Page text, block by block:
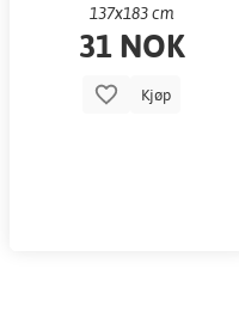
137x183 cm
31 NOK
Kjøp